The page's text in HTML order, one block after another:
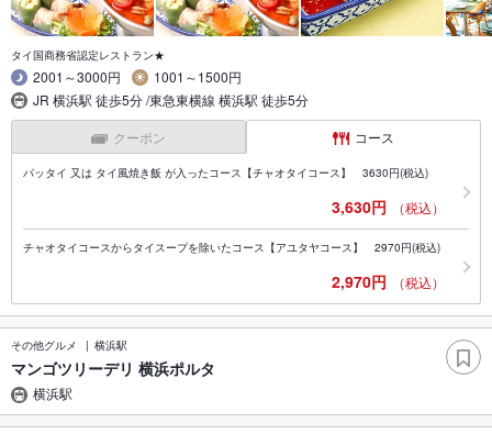
タイ国商務省認定レストラン★
2001～3000円
1001～1500円
JR 横浜駅 徒歩5分 /東急東横線 横浜駅 徒歩5分
クーポン コース
パッタイ 又は タイ風焼き飯 が入ったコース【チャオタイコース】 3630円(税込)
3,630円 （税込）
チャオタイコースからタイスープを除いたコース【アユタヤコース】 2970円(税込)
2,970円 （税込）
その他グルメ 横浜駅
マンゴツリーデリ 横浜ポルタ
横浜駅